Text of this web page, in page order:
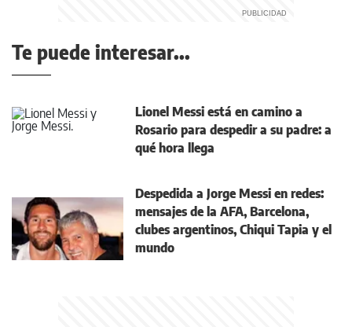
Te puede interesar...
Lionel Messi está en camino a
Rosario para despedir a su padre: a
qué hora llega
Despedida a Jorge Messi en redes:
mensajes de la AFA, Barcelona,
clubes argentinos, Chiqui Tapia y el
mundo